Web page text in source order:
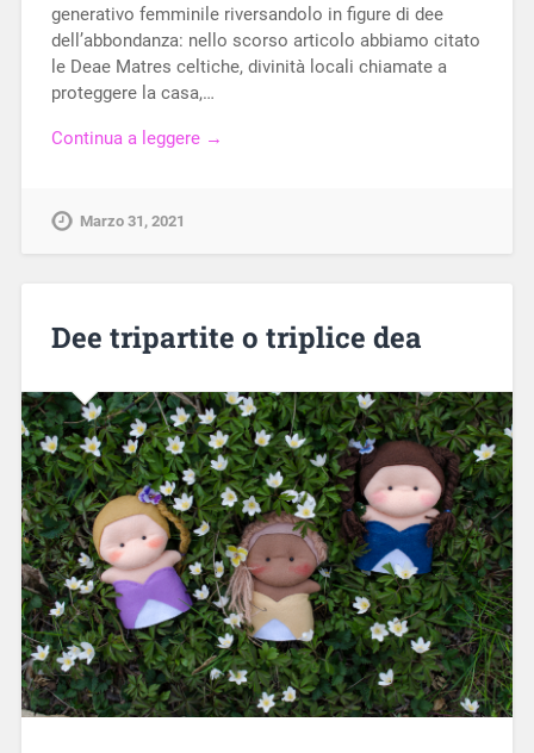
generativo femminile riversandolo in figure di dee
dell’abbondanza: nello scorso articolo abbiamo citato
le Deae Matres celtiche, divinità locali chiamate a
proteggere la casa,…
Continua a leggere →
Marzo 31, 2021
Dee tripartite o triplice dea